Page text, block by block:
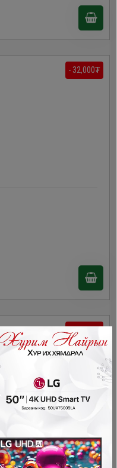
- 32,000₮
- 10,800₮